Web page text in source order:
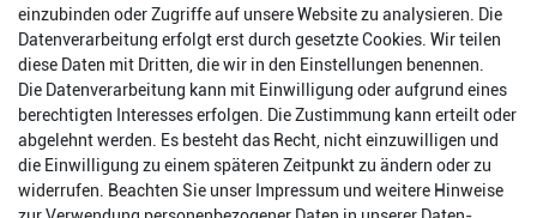
Impressum Daten­schutz­erklärung AGB
einzubinden oder Zugriffe auf unsere Website zu analysieren. Die
Datenverarbeitung erfolgt erst durch gesetzte Cookies. Wir teilen
diese Daten mit Dritten, die wir in den Einstellungen benennen.
Die Datenverarbeitung kann mit Einwilligung oder aufgrund eines
berechtigten Interesses erfolgen. Die Zustimmung kann erteilt oder
abgelehnt werden. Es besteht das Recht, nicht einzuwilligen und
die Einwilligung zu einem späteren Zeitpunkt zu ändern oder zu
widerrufen. Beachten Sie unser Impressum und weitere Hinweise